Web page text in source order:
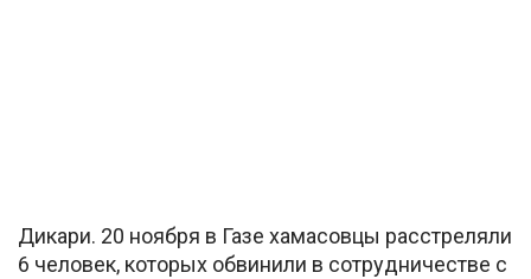
Дикари. 20 ноября в Газе хамасовцы расстреляли
6 человек, которых обвинили в сотрудничестве с